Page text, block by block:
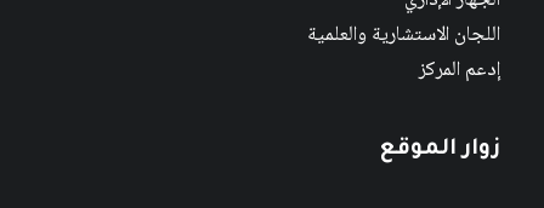
اللجان الاستشارية والعلمية
إدعم المركز
زوار الموقع